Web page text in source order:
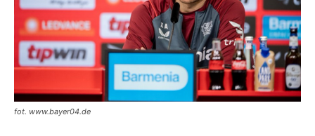
(transfery,
fot. www.bayer04.de